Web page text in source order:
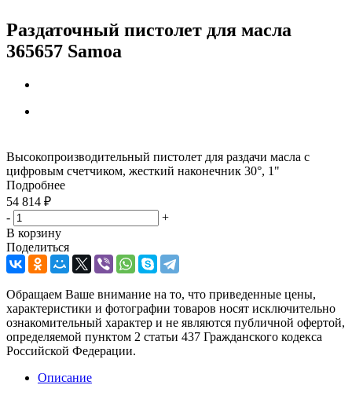
Раздаточный пистолет для масла
365657 Samoa
Высокопроизводительный пистолет для раздачи масла с
цифровым счетчиком, жесткий наконечник 30°, 1"
Подробнее
54 814 ₽
-
+
В корзину
Поделиться
Обращаем Ваше внимание на то, что приведенные цены,
характеристики и фотографии товаров носят исключительно
ознакомительный характер и не являются публичной офертой,
определяемой пунктом 2 статьи 437 Гражданского кодекса
Российской Федерации.
Описание